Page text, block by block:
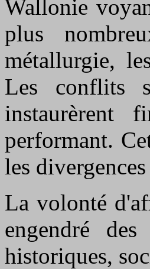
Wallonie
plus
métallurgie,
Les conflits
instaurèrent
performant.
les
La volonté
engendré
historiques,